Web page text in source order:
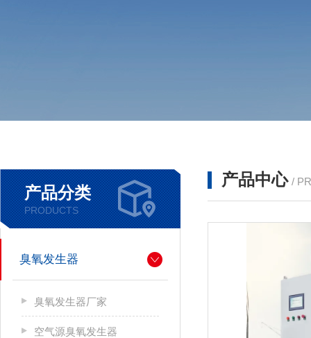
产品分类
PRODUCTS
臭氧发生器
臭氧发生器厂家
空气源臭氧发生器
产品中心 /